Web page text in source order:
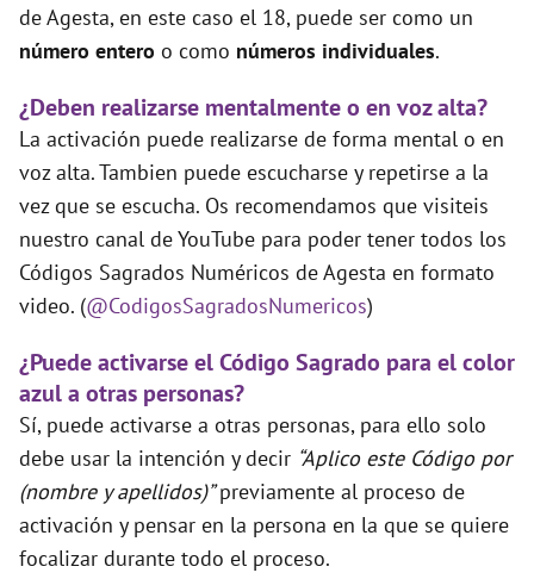
de Agesta, en este caso el 18, puede ser como un
número entero o como números individuales.
¿Deben realizarse mentalmente o en voz alta?
La activación puede realizarse de forma mental o en
voz alta. Tambien puede escucharse y repetirse a la
vez que se escucha. Os recomendamos que visiteis
nuestro canal de YouTube para poder tener todos los
Códigos Sagrados Numéricos de Agesta en formato
video. (@CodigosSagradosNumericos)
¿Puede activarse el Código Sagrado para el color
azul a otras personas?
Sí, puede activarse a otras personas, para ello solo
debe usar la intención y decir “Aplico este Código por
(nombre y apellidos)”previamente al proceso de
activación y pensar en la persona en la que se quiere
focalizar durante todo el proceso.